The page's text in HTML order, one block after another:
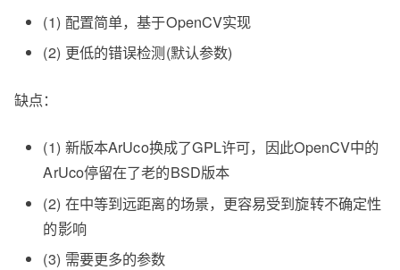
(1) 配置简单，基于OpenCV实现
(2) 更低的错误检测(默认参数)
缺点：
(1) 新版本ArUco换成了GPL许可，因此OpenCV中的
ArUco停留在了老的BSD版本
(2) 在中等到远距离的场景，更容易受到旋转不确定性
的影响
(3) 需要更多的参数